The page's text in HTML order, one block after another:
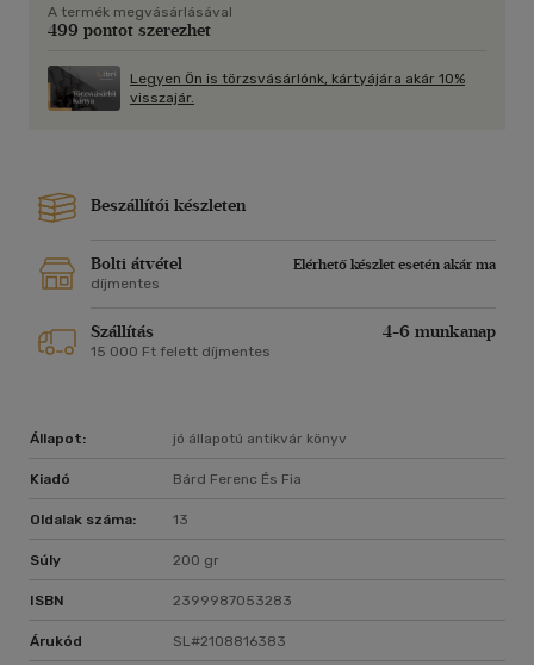
A termék megvásárlásával
499 pontot szerezhet
Legyen Ön is törzsvásárlónk, kártyájára akár 10%
visszajár.
Beszállítói készleten
Bolti átvétel
Elérhető készlet esetén akár ma
díjmentes
Szállítás 4-6 munkanap
15 000 Ft felett díjmentes
Állapot: jó állapotú antikvár könyv
Kiadó Bárd Ferenc És Fia
Oldalak száma: 13
Súly 200 gr
ISBN 2399987053283
Árukód SL#2108816383